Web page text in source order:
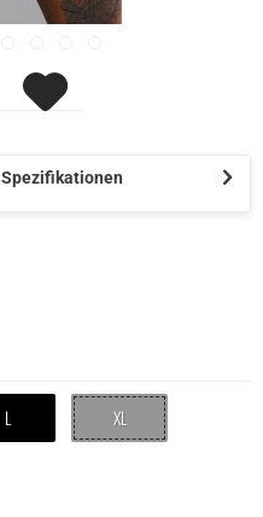
Spezifikationen
L XL